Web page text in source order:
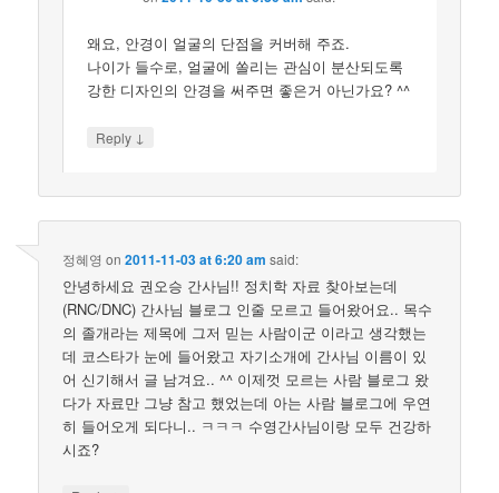
왜요, 안경이 얼굴의 단점을 커버해 주죠.
나이가 들수로, 얼굴에 쏠리는 관심이 분산되도록
강한 디자인의 안경을 써주면 좋은거 아닌가요? ^^
Reply ↓
정혜영 on2011-11-03 at 6:20 am said:
안녕하세요 권오승 간사님!! 정치학 자료 찾아보는데
(RNC/DNC) 간사님 블로그 인줄 모르고 들어왔어요.. 목수
의 졸개라는 제목에 그저 믿는 사람이군 이라고 생각했는
데 코스타가 눈에 들어왔고 자기소개에 간사님 이름이 있
어 신기해서 글 남겨요.. ^^ 이제껏 모르는 사람 블로그 왔
다가 자료만 그냥 참고 했었는데 아는 사람 블로그에 우연
히 들어오게 되다니.. ㅋㅋㅋ 수영간사님이랑 모두 건강하
시죠?